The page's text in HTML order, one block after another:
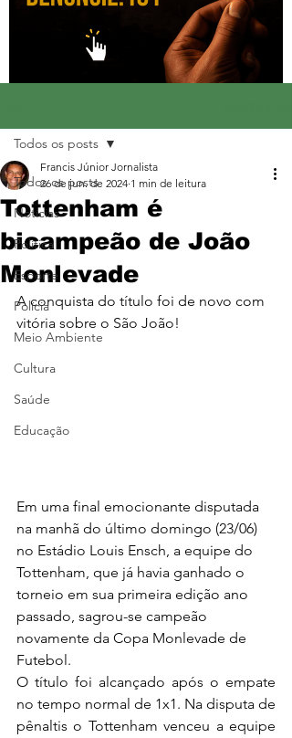
Todos os posts
Notícias
Política
Esporte
Polícia
Meio Ambiente
Cultura
Saúde
Educação
Todos os posts
Tottenham é
bicampeão de João
Monlevade
Francis Júnior Jornalista
26 de jun. de 2024 1 min de leitura
A conquista do título foi de novo com
vitória sobre o São João!
Em uma final emocionante disputada
na manhã do último domingo (23/06)
no Estádio Louis Ensch, a equipe do
Tottenham, que já havia ganhado o
torneio em sua primeira edição ano
passado, sagrou-se campeão
novamente da Copa Monlevade de
Futebol.
O título foi alcançado após o empate
no tempo normal de 1x1. Na disputa de
pênaltis o Tottenham venceu a equipe